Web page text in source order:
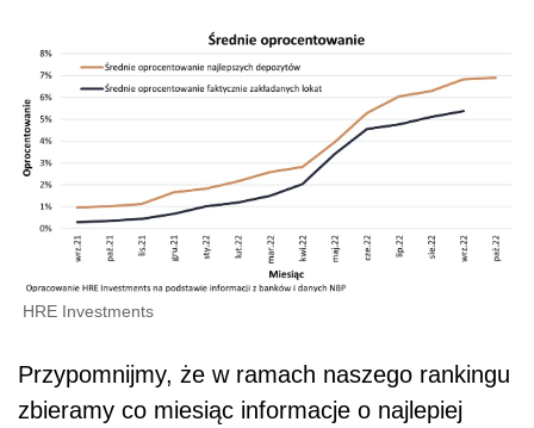
HRE Investments
Przypomnijmy, że w ramach naszego rankingu
zbieramy co miesiąc informacje o najlepiej